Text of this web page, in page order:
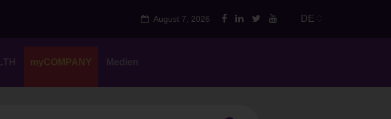
DE
August 7, 2026
myCOMPANY Medien